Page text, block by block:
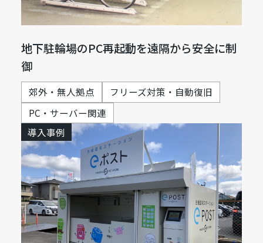
地下駐輪場のPC再起動を遠隔から安全に制
御
郊外・無人拠点
フリーズ対策・自動復旧
PC・サーバー関連
導入事例